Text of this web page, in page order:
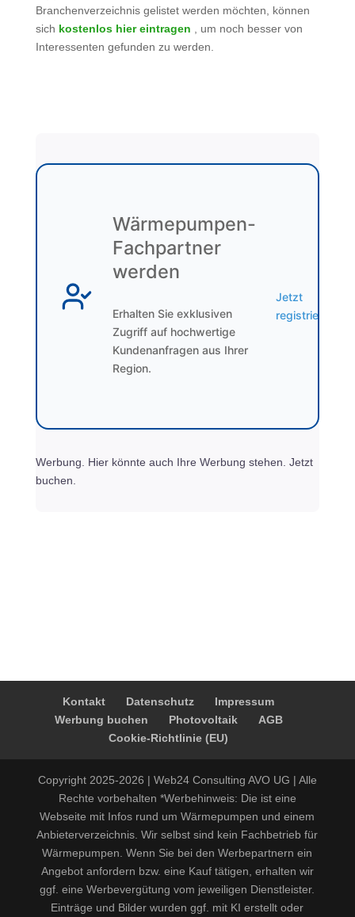
Branchenverzeichnis gelistet werden möchten, können
sich kostenlos hier eintragen , um noch besser von
Interessenten gefunden zu werden.
Wärmepumpen-
Fachpartner
werden
Erhalten Sie exklusiven
Zugriff auf hochwertige
Kundenanfragen aus Ihrer
Region.
Jetzt
registrieren
Werbung. Hier könnte auch Ihre Werbung stehen. Jetzt
buchen.
Kontakt Datenschutz
Impressum
Werbung buchen
Photovoltaik
AGB
Cookie-Richtlinie (EU)
Copyright 2025-2026 | Web24 Consulting AVO UG | Alle
Rechte vorbehalten *Werbehinweis: Die ist eine
Webseite mit Infos rund um Wärmepumpen und einem
Anbieterverzeichnis. Wir selbst sind kein Fachbetrieb für
Wärmepumpen. Wenn Sie bei den Werbepartnern ein
Angebot anfordern bzw. eine Kauf tätigen, erhalten wir
ggf. eine Werbevergütung vom jeweiligen Dienstleister.
Einträge und Bilder wurden ggf. mit KI erstellt oder